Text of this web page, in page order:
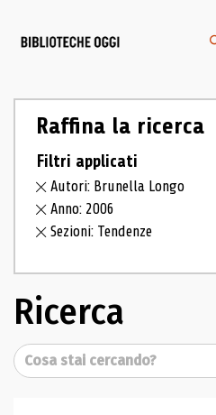
Raffina la ricerca
Filtri applicati
Autori: Brunella Longo
Anno: 2006
Sezioni: Tendenze
Ricerca
Cerca